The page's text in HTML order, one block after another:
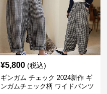
¥5,800 (税込)
ギンガム チェック 2024新作 ギ
ンガムチェック柄 ワイドパンツ